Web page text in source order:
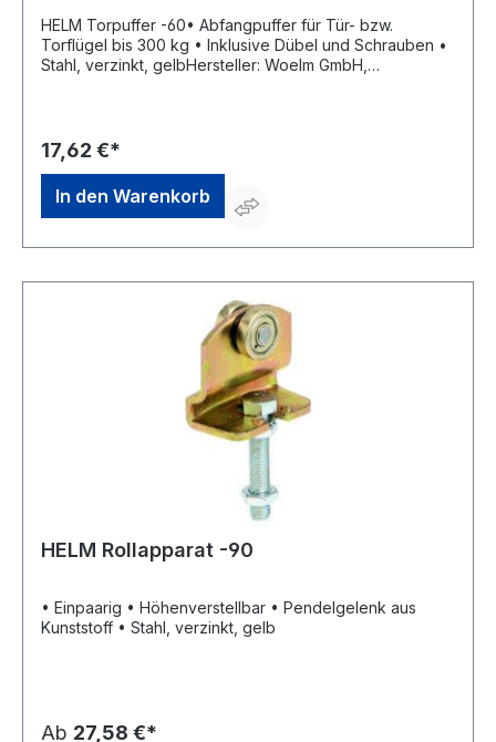
HELM Torpuffer -60• Abfangpuffer für Tür- bzw.
Torflügel bis 300 kg • Inklusive Dübel und Schrauben •
Stahl, verzinkt, gelbHersteller: Woelm GmbH,
17,62 €*
In den Warenkorb
HELM Rollapparat -90
• Einpaarig • Höhenverstellbar • Pendelgelenk aus
Kunststoff • Stahl, verzinkt, gelb
Ab 27,58 €*